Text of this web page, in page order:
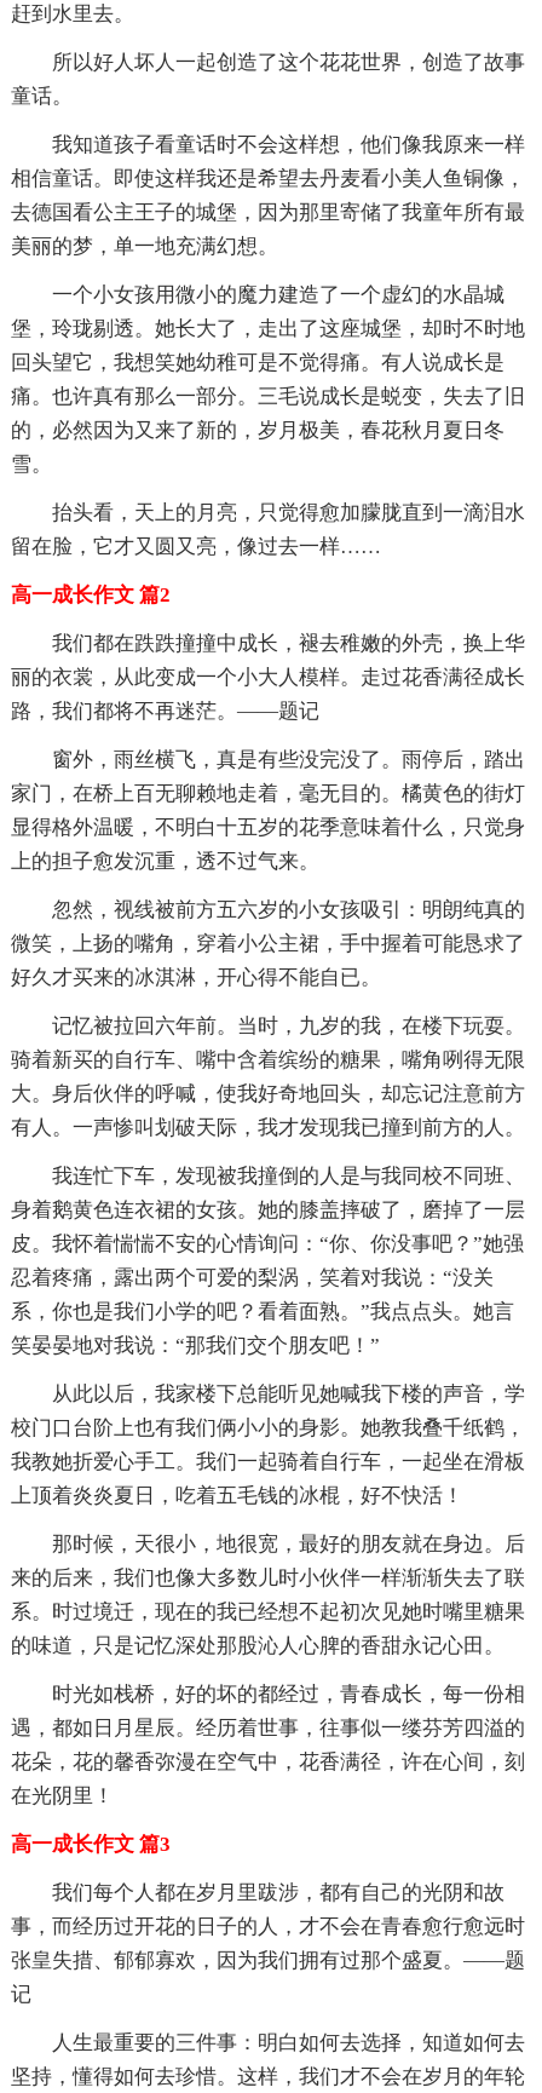
赶到水里去。
所以好人坏人一起创造了这个花花世界，创造了故事
童话。
我知道孩子看童话时不会这样想，他们像我原来一样
相信童话。即使这样我还是希望去丹麦看小美人鱼铜像，
去德国看公主王子的城堡，因为那里寄储了我童年所有最
美丽的梦，单一地充满幻想。
一个小女孩用微小的魔力建造了一个虚幻的水晶城
堡，玲珑剔透。她长大了，走出了这座城堡，却时不时地
回头望它，我想笑她幼稚可是不觉得痛。有人说成长是
痛。也许真有那么一部分。三毛说成长是蜕变，失去了旧
的，必然因为又来了新的，岁月极美，春花秋月夏日冬
雪。
抬头看，天上的月亮，只觉得愈加朦胧直到一滴泪水
留在脸，它才又圆又亮，像过去一样……
高一成长作文 篇2
我们都在跌跌撞撞中成长，褪去稚嫩的外壳，换上华
丽的衣裳，从此变成一个小大人模样。走过花香满径成长
路，我们都将不再迷茫。——题记
窗外，雨丝横飞，真是有些没完没了。雨停后，踏出
家门，在桥上百无聊赖地走着，毫无目的。橘黄色的街灯
显得格外温暖，不明白十五岁的花季意味着什么，只觉身
上的担子愈发沉重，透不过气来。
忽然，视线被前方五六岁的小女孩吸引：明朗纯真的
微笑，上扬的嘴角，穿着小公主裙，手中握着可能恳求了
好久才买来的冰淇淋，开心得不能自已。
记忆被拉回六年前。当时，九岁的我，在楼下玩耍。
骑着新买的自行车、嘴中含着缤纷的糖果，嘴角咧得无限
大。身后伙伴的呼喊，使我好奇地回头，却忘记注意前方
有人。一声惨叫划破天际，我才发现我已撞到前方的人。
我连忙下车，发现被我撞倒的人是与我同校不同班、
身着鹅黄色连衣裙的女孩。她的膝盖摔破了，磨掉了一层
皮。我怀着惴惴不安的心情询问：“你、你没事吧？”她强
忍着疼痛，露出两个可爱的梨涡，笑着对我说：“没关
系，你也是我们小学的吧？看着面熟。”我点点头。她言
笑晏晏地对我说：“那我们交个朋友吧！”
从此以后，我家楼下总能听见她喊我下楼的声音，学
校门口台阶上也有我们俩小小的身影。她教我叠千纸鹤，
我教她折爱心手工。我们一起骑着自行车，一起坐在滑板
上顶着炎炎夏日，吃着五毛钱的冰棍，好不快活！
那时候，天很小，地很宽，最好的朋友就在身边。后
来的后来，我们也像大多数儿时小伙伴一样渐渐失去了联
系。时过境迁，现在的我已经想不起初次见她时嘴里糖果
的味道，只是记忆深处那股沁人心脾的香甜永记心田。
时光如栈桥，好的坏的都经过，青春成长，每一份相
遇，都如日月星辰。经历着世事，往事似一缕芬芳四溢的
花朵，花的馨香弥漫在空气中，花香满径，许在心间，刻
在光阴里！
高一成长作文 篇3
我们每个人都在岁月里跋涉，都有自己的光阴和故
事，而经历过开花的日子的人，才不会在青春愈行愈远时
张皇失措、郁郁寡欢，因为我们拥有过那个盛夏。——题
记
人生最重要的三件事：明白如何去选择，知道如何去
坚持，懂得如何去珍惜。这样，我们才不会在岁月的年轮